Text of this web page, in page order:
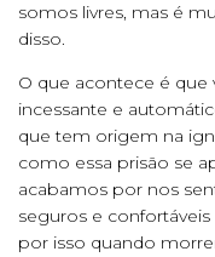
somos livres, mas é
disso.
O que acontece é
incessante e
que tem origem na
como essa prisão se
acabamos por nos
seguros e
por isso quando